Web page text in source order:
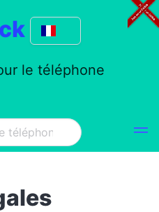
le téléphone